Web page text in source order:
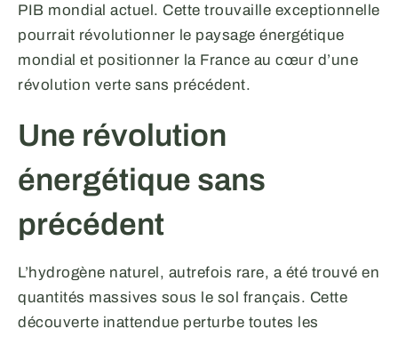
PIB mondial actuel. Cette trouvaille exceptionnelle
pourrait révolutionner le paysage énergétique
mondial et positionner la France au cœur d’une
révolution verte sans précédent.
Une révolution
énergétique sans
précédent
L’hydrogène naturel, autrefois rare, a été trouvé en
quantités massives sous le sol français. Cette
découverte inattendue perturbe toutes les